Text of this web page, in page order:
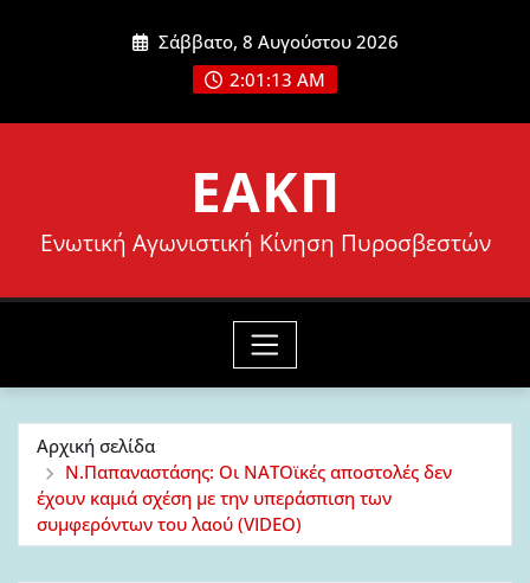
Σάββατο, 8 Αυγούστου 2026
2:01:15 AM
ΕΑΚΠ
Ενωτική Αγωνιστική Κίνηση Πυροσβεστών
Αρχική σελίδα
Ν.Παπαναστάσης: Οι ΝΑΤΟϊκές αποστολές δεν
έχουν καμιά σχέση με την υπεράσπιση των
συμφερόντων του λαού (VIDEO)